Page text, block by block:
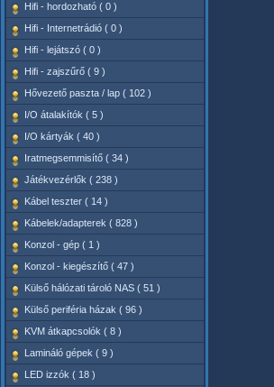
Hifi - hordozható ( 0 )
Hifi - Internetrádió ( 0 )
Hifi - lejátszó ( 0 )
Hifi - zajszűrő ( 9 )
Hővezető paszta / lap ( 102 )
I/O átalakítók ( 5 )
I/O kártyák ( 40 )
Iratmegsemmisítő ( 34 )
Játékvezérlők ( 238 )
Kábel teszter ( 14 )
Kábelek/adapterek ( 828 )
Konzol - gép ( 1 )
Konzol - kiegészítő ( 47 )
Külső hálózati tároló NAS ( 51 )
Külső periféria házak ( 96 )
KVM átkapcsolók ( 8 )
Lamináló gépek ( 9 )
LED izzók ( 18 )